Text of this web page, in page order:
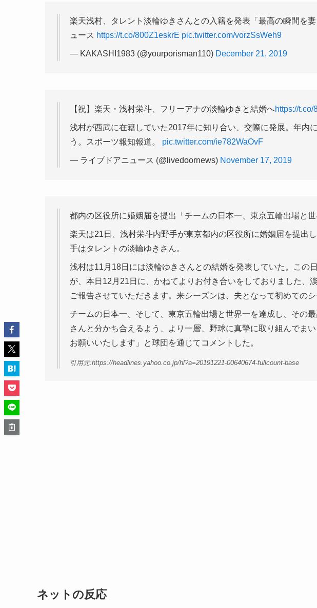
楽天浅村、タレント淡輪ゆきさんとの入籍を発表「最高の瞬間を
ュース https://t.co/800Z1eskrE pic.twitter.com/vorzSsWeh9
— KAKASHI1983 (@yourporisman110) December 21, 2019
【祝】楽天・浅村栄斗、フリーアナの淡輪ゆきと結婚へhttps://
浅村が西武に在籍していた2017年に知り合い、交際に発展。年内
う。スポーツ報知報道。 pic.twitter.com/ie782WaOvF
— ライブドアニュース (@livedoornews) November 17, 2019
都内の区役所に婚姻届を提出「チームの日本一、東京五輪出場と
楽天は21日、浅村栄斗内野手が東京都内の区役所に婚姻届を提出
手はタレントの淡輪ゆきさん。
浅村は11月18日には淡輪ゆきさんとの結婚を発表していた。この
が、本日12月21日に、かねてよりお付き合いをしておりました、
ご報告させていただきます。来シーズンは、夫となって初めてのシ
チームの日本一、そして、東京五輪出場と世界一を達成し、その
さんと分かち合えるよう、より一層、野球に真摯に取り組んでま
お願いいたします」と球団を通じてコメントした。
引用元:https://headlines.yahoo.co.jp/hl?a=20191221-00640674-fullcount-base
ネットの反応